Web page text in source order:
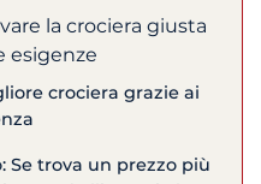
la crociera giusta
esigenze
crociera grazie ai
Se trova un prezzo più